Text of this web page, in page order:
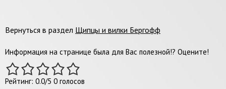
Вернуться в раздел Щипцы и вилки Бергофф
Информация на странице была для Вас полезной!? Оцените!
Рейтинг: 0.0/5 0 голосов